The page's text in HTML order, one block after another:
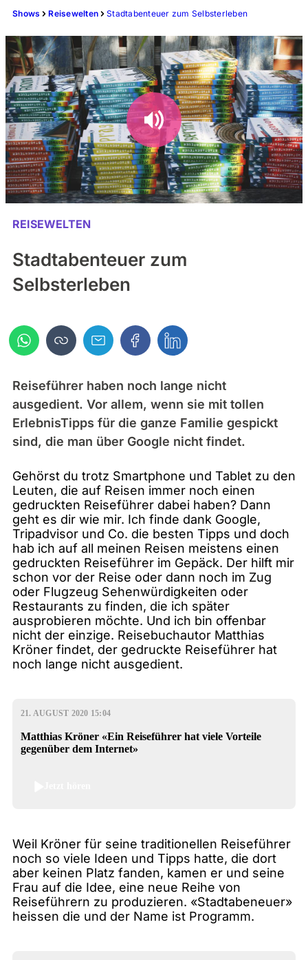
Shows Reisewelten Stadtabenteuer zum Selbsterleben
REISEWELTEN
Stadtabenteuer zum
Selbsterleben
Reiseführer haben noch lange nicht
ausgedient. Vor allem, wenn sie mit tollen
ErlebnisTipps für die ganze Familie gespickt
sind, die man über Google nicht findet.
Gehörst du trotz Smartphone und Tablet zu den
Leuten, die auf Reisen immer noch einen
gedruckten Reiseführer dabei haben? Dann
geht es dir wie mir. Ich finde dank Google,
Tripadvisor und Co. die besten Tipps und doch
hab ich auf all meinen Reisen meistens einen
gedruckten Reiseführer im Gepäck. Der hilft mir
schon vor der Reise oder dann noch im Zug
oder Flugzeug Sehenwürdigkeiten oder
Restaurants zu finden, die ich später
ausprobieren möchte. Und ich bin offenbar
nicht der einzige. Reisebuchautor Matthias
Kröner findet, der gedruckte Reiseführer hat
noch lange nicht ausgedient.
21. AUGUST 2020 15:04
Matthias Kröner «Ein Reiseführer hat viele Vorteile
gegenüber dem Internet»
Weil Kröner für seine traditionellen Reiseführer
noch so viele Ideen und Tipps hatte, die dort
aber keinen Platz fanden, kamen er und seine
Frau auf die Idee, eine neue Reihe von
Reiseführern zu produzieren. «Stadtabeneuer»
heissen die und der Name ist Programm.